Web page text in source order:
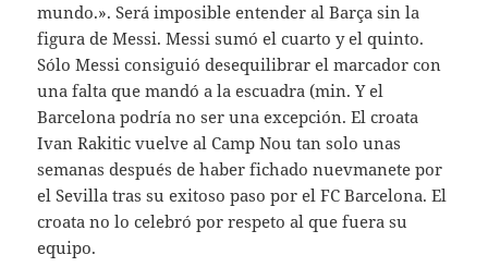
mundo.». Será imposible entender al Barça sin la
figura de Messi. Messi sumó el cuarto y el quinto.
Sólo Messi consiguió desequilibrar el marcador con
una falta que mandó a la escuadra (min. Y el
Barcelona podría no ser una excepción. El croata
Ivan Rakitic vuelve al Camp Nou tan solo unas
semanas después de haber fichado nuevmanete por
el Sevilla tras su exitoso paso por el FC Barcelona. El
croata no lo celebró por respeto al que fuera su
equipo.